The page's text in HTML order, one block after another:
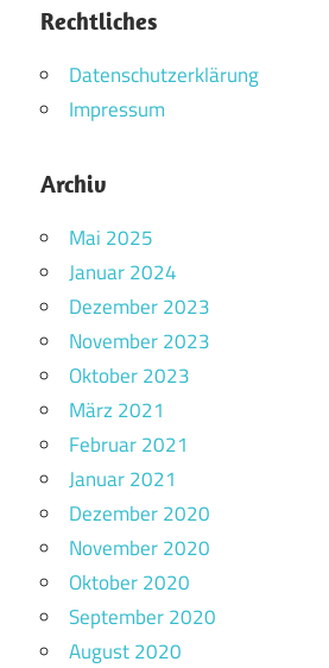
Rechtliches
Datenschutzerklärung
Impressum
Archiv
Mai 2025
Januar 2024
Dezember 2023
November 2023
Oktober 2023
März 2021
Februar 2021
Januar 2021
Dezember 2020
November 2020
Oktober 2020
September 2020
August 2020